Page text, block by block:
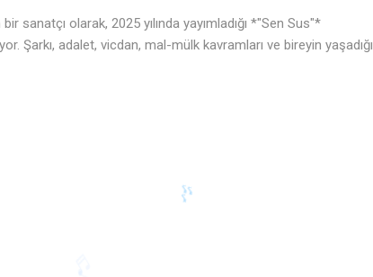
sanatçı olarak, 2025 yılında yayımladığı *"Sen Sus"*
Şarkı, adalet, vicdan, mal-mülk kavramları ve bireyin yaşadığı